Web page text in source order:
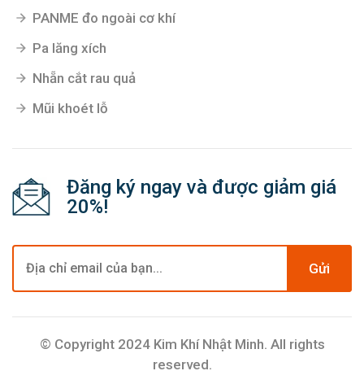
PANME đo ngoài cơ khí
Pa lăng xích
Nhẵn cắt rau quả
Mũi khoét lỗ
Đăng ký ngay và được giảm giá
20%!
Gửi
© Copyright 2024 Kim Khí Nhật Minh. All rights
reserved.